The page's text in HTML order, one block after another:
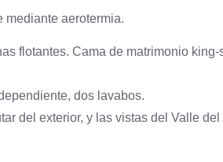
mediante aerotermia.
flotantes. Cama de matrimonio king-
dos lavabos.
del exterior, y las vistas del Valle